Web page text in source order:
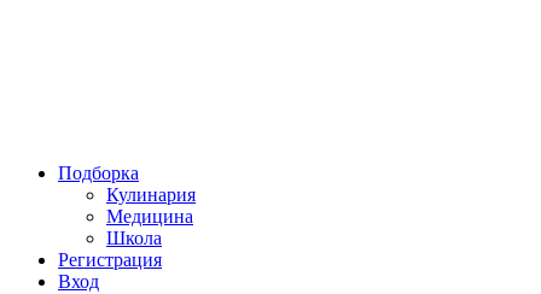
Подборка
Кулинария
Медицина
Школа
Регистрация
Вход